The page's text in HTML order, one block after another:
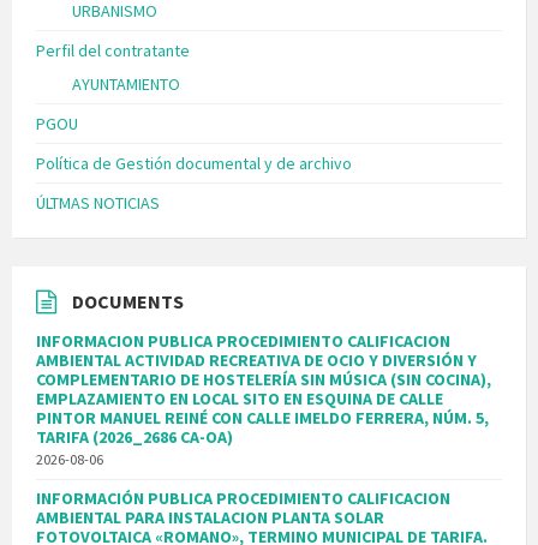
URBANISMO
Perfil del contratante
AYUNTAMIENTO
PGOU
Política de Gestión documental y de archivo
ÚLTMAS NOTICIAS
DOCUMENTS
INFORMACION PUBLICA PROCEDIMIENTO CALIFICACION
AMBIENTAL ACTIVIDAD RECREATIVA DE OCIO Y DIVERSIÓN Y
COMPLEMENTARIO DE HOSTELERÍA SIN MÚSICA (SIN COCINA),
EMPLAZAMIENTO EN LOCAL SITO EN ESQUINA DE CALLE
PINTOR MANUEL REINÉ CON CALLE IMELDO FERRERA, NÚM. 5,
TARIFA (2026_2686 CA-OA)
2026-08-06
INFORMACIÓN PUBLICA PROCEDIMIENTO CALIFICACION
AMBIENTAL PARA INSTALACION PLANTA SOLAR
FOTOVOLTAICA «ROMANO», TERMINO MUNICIPAL DE TARIFA.